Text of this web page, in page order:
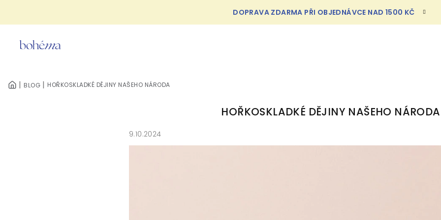
DOPRAVA ZDARMA PŘI OBJEDNÁVCE NAD 1500 KČ
DOMŮBLOG HOŘKOSKLADKÉ DĚJINY NAŠEHO NÁRODA
HOŘKOSKLADKÉ DĚJINY NAŠEHO NÁRODA
9.10.2024